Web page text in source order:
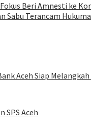
Beri Amnesti ke
Sabu Terancam
Aceh Siap
SPS Aceh